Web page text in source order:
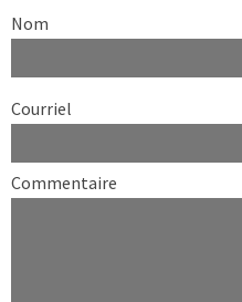
Nom
Courriel
Commentaire